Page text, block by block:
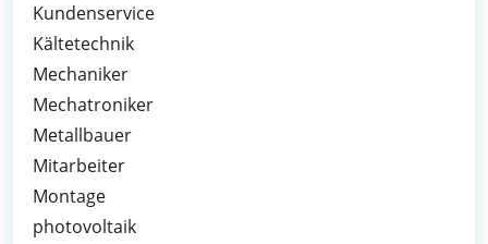
Kundenservice
Kältetechnik
Mechaniker
Mechatroniker
Metallbauer
Mitarbeiter
Montage
photovoltaik